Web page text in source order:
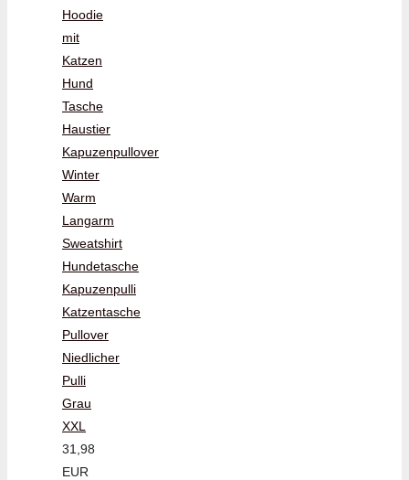
Hoodie
mit
Katzen
Hund
Tasche
Haustier
Kapuzenpullover
Winter
Warm
Langarm
Sweatshirt
Hundetasche
Kapuzenpulli
Katzentasche
Pullover
Niedlicher
Pulli
Grau
XXL
31,98
EUR